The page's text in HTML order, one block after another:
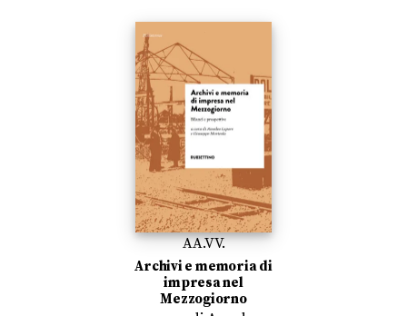
AA.VV.
Archivi e memoria di
impresa nel
Mezzogiorno